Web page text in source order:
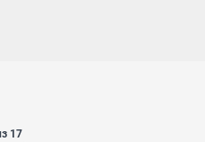
17